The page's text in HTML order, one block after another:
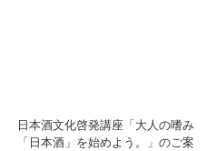
日本酒文化啓発講座「大人の嗜み
「日本酒」を始めよう。」のご案